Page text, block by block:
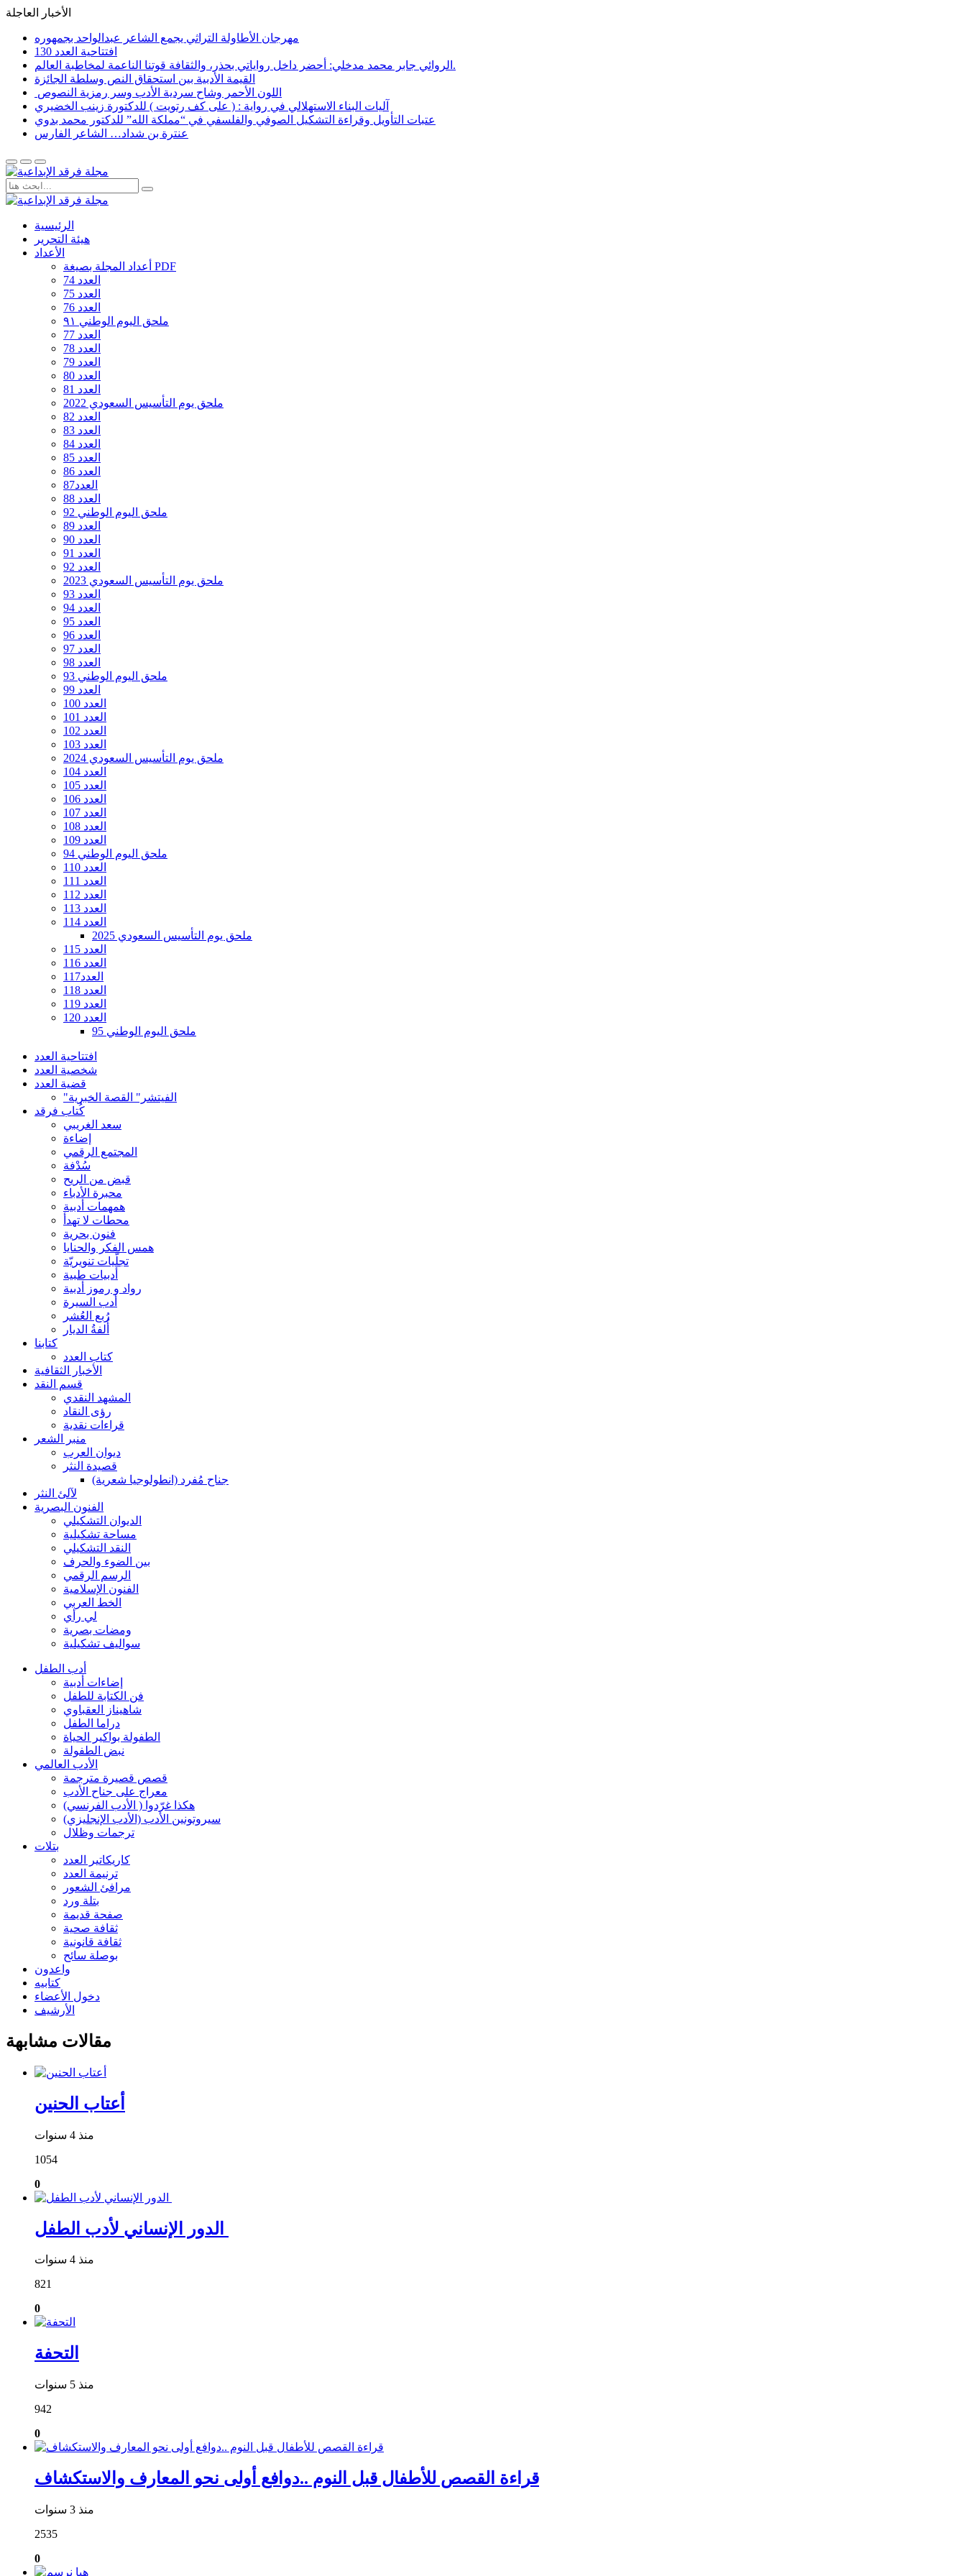
الأخبار العاجلة
مهرجان الأطاولة التراثي يجمع الشاعر عبدالواحد بجمهوره
افتتاحية العدد 130
الروائي جابر محمد مدخلي: أحضر داخل رواياتي بحذر، والثقافة قوتنا الناعمة لمخاطبة العالم.
القيمة الأدبية بين استحقاق النص وسلطة الجائزة
​ اللون الأحمر وشاح سردية الأدب وسر رمزية النصوص
آليات البناء الاستهلالي في رواية : ( على كف رتويت ) للدكتورة زينب الخضيري
عتبات التأويل وقراءة التشكيل الصوفي والفلسفي في “مملكة الله” للدكتور محمد بدوي
عنترة بن شداد… الشاعر الفارس
الرئيسية
هيئة التحرير
الأعداد
أعداد المجلة بصيغة PDF
العدد 74
العدد 75
العدد 76
ملحق اليوم الوطني ٩١
العدد 77
العدد 78
العدد 79
العدد 80
العدد 81
ملحق يوم التأسيس السعودي 2022
العدد 82
العدد 83
العدد 84
العدد 85
العدد 86
العدد87
العدد 88
ملحق اليوم الوطني 92
العدد 89
العدد 90
العدد 91
العدد 92
ملحق يوم التأسيس السعودي 2023
العدد 93
العدد 94
العدد 95
العدد 96
العدد 97
العدد 98
ملحق اليوم الوطني 93
العدد 99
العدد 100
العدد 101
العدد 102
العدد 103
ملحق يوم التأسيس السعودي 2024
العدد 104
العدد 105
العدد 106
العدد 107
العدد 108
العدد 109
ملحق اليوم الوطني 94
العدد 110
العدد 111
العدد 112
العدد 113
العدد 114
ملحق يوم التأسيس السعودي 2025
العدد 115
العدد 116
العدد117
العدد 118
العدد 119
العدد 120
ملحق اليوم الوطني 95
افتتاحية العدد
شخصية العدد
قضية العدد
"الفيتشر" القصة الخبرية
كُتاب فرقد
سعد الغريبي
إضاءة
المجتمع الرقمي
سُدْفة
قبض من الريح
محبرة الأدباء
همهمات أدبية
محطات لا تهدأ
فنون بحرية
همس الفكر والحنايا
تجلّيات تنويريّة
أدبيات طبية
رواد و رموز أدبية
أدب السيرة
رُبع العُشر
أُلفةُ الديار
كتابنا
كتاب العدد
الأخبار الثقافية
قسم النقد
المشهد النقدي
رؤى النقاد
قراءات نقدية
منبر الشعر
ديوان العرب
قصيدة النثر
جناح مُفرد (انطولوجيا شعرية)
لآلئ النثر
الفنون البصرية
الديوان التشكيلي
مساحة تشكيلية
النقد التشكيلي
بين الضوء والحرف
الرسم الرقمي
الفنون الإسلامية
الخط العربي
لي رأي
ومضات بصرية
سواليف تشكيلية
أدب الطفل
إضاءات أدبية
فن الكتابة للطفل
شاهيناز العقباوي
دراما الطفل
الطفولة بواكير الحياة
نبض الطفولة
الأدب العالمي
قصص قصيرة مترجمة
معراج على جناح الأدب
هكذا غرّدوا ( الأدب الفرنسي)
سيروتونين الأدب (الأدب الإنجليزي)
ترجمات وظلال
بتلات
كاريكاتير العدد
ترنيمة العدد
مرافئ الشعور
بتلة ورد
صفحة قديمة
ثقافة صحية
ثقافة قانونية
بوصلة سائح
واعدون
كتابيه
دخول الأعضاء
الأرشيف
مقالات مشابهة
أعتاب الحنين
منذ 4 سنوات
1054
0
منذ 4 سنوات
821
0
التحفة
منذ 5 سنوات
942
0
قراءة القصص للأطفال قبل النوم ..دوافع أولى نحو المعارف والاستكشاف
منذ 3 سنوات
2535
0